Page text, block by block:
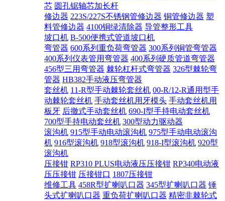
芯 圆孔锯轴芯加长杆
修边器 223S/227S不锈钢管修边器 铜管修边器 塑
料管修边器 4100铜绿清除器 导管整形工具
坡口机 B-500便携式管道坡口机
弯管器 600系列重负荷弯管器 300系列铜管弯管器
400系列仪表管用弯管器 400系列硬质管道弯管器
456型三用弯管器 棘轮杠杆式弯管器 326型棘轮弯
管器 HB382手动液压弯管器
套丝机 11-R型手动棘轮套丝机 00-R/12-R通用型手
动棘轮套丝机 手动套丝机用牙模头 手动套丝机用
板牙 后撤式手动套丝机 690-I型手持电动套丝机
700型手持电动套丝机 300型动力驱动器
滚沟机 915型手动电动滚沟机 975型手动电动滚沟
机 916型滚沟机 918型滚沟机 918-I型滚沟机 920型
滚沟机
压接钳 RP310 PLUS电动液压压接钳 RP340电动液
压压接钳 压接钳口 1807压接钳
维修工具 458R型扩喇叭口器 345型扩喇叭口器 锤
头式扩喇叭口器 重负荷扩喇叭口器 精密非棘轮式